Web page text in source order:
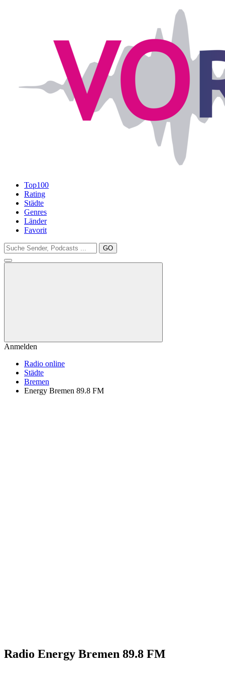
Top100
Rating
Städte
Genres
Länder
Favorit
GO
Anmelden
Radio online
Städte
Bremen
Energy Bremen 89.8 FM
Radio Energy Bremen 89.8 FM